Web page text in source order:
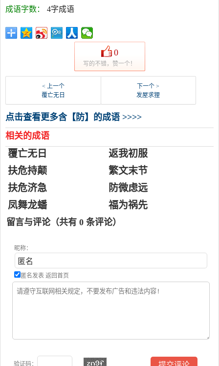
成语字数： 4字成语
0
写的不错，赞一个！
< 上一个
覆亡无日
下一个 >
发屋求狸
点击查看更多含【防】的成语 >>>>
相关的成语
覆亡无日
返我初服
扶危持颠
繁文末节
扶危济急
防微虑远
凤舞龙蟠
福为祸先
留言与评论（共有 0 条评论）
昵称：
匿名发表 返回首页
验证码：